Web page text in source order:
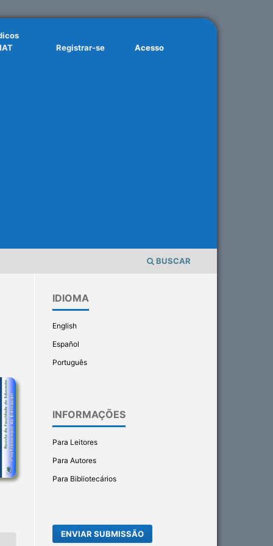
BUSCAR
Registrar-se Acesso
IDIOMA
English
Español
Português
INFORMAÇÕES
Para Leitores
Para Autores
Para Bibliotecários
ENVIAR SUBMISSÃO